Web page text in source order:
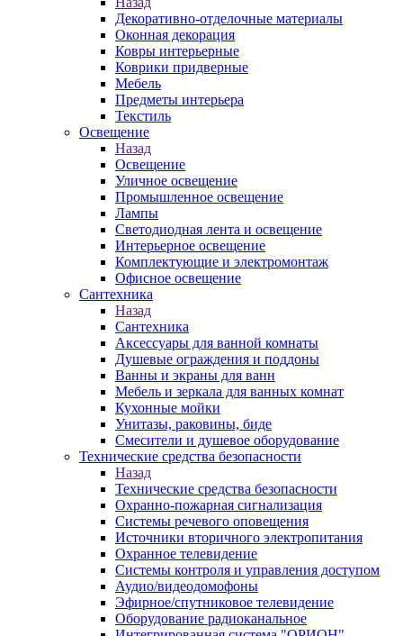
Декоративно-отделочные материалы
Оконная декорация
Ковры интерьерные
Коврики придверные
Мебель
Предметы интерьера
Текстиль
Освещение
Назад
Освещение
Уличное освещение
Промышленное освещение
Лампы
Светодиодная лента и освещение
Интерьерное освещение
Комплектующие и электромонтаж
Офисное освещение
Сантехника
Назад
Сантехника
Аксессуары для ванной комнаты
Душевые ограждения и поддоны
Ванны и экраны для ванн
Мебель и зеркала для ванных комнат
Кухонные мойки
Унитазы, раковины, биде
Смесители и душевое оборудование
Технические средства безопасности
Назад
Технические средства безопасности
Охранно-пожарная сигнализация
Системы речевого оповещения
Источники вторичного электропитания
Охранное телевидение
Системы контроля и управления доступом
Аудио/видеодомофоны
Эфирное/спутниковое телевидение
Оборудование радиоканальное